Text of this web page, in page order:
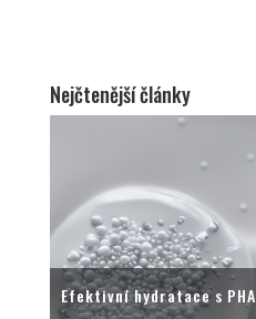
Nejčtenější články
Efektivní hydratace s PHA